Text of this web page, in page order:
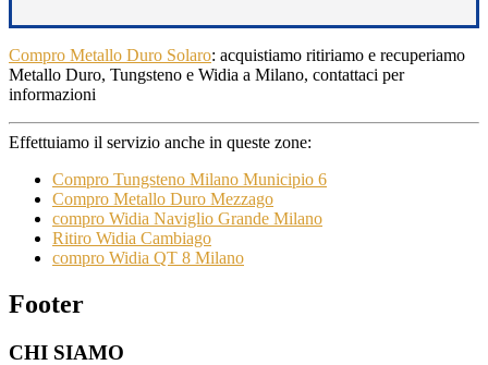
Compro Metallo Duro Solaro: acquistiamo ritiriamo e recuperiamo
Metallo Duro, Tungsteno e Widia a Milano, contattaci per
informazioni
Effettuiamo il servizio anche in queste zone:
Compro Tungsteno Milano Municipio 6
Compro Metallo Duro Mezzago
compro Widia Naviglio Grande Milano
Ritiro Widia Cambiago
compro Widia QT 8 Milano
Footer
CHI SIAMO